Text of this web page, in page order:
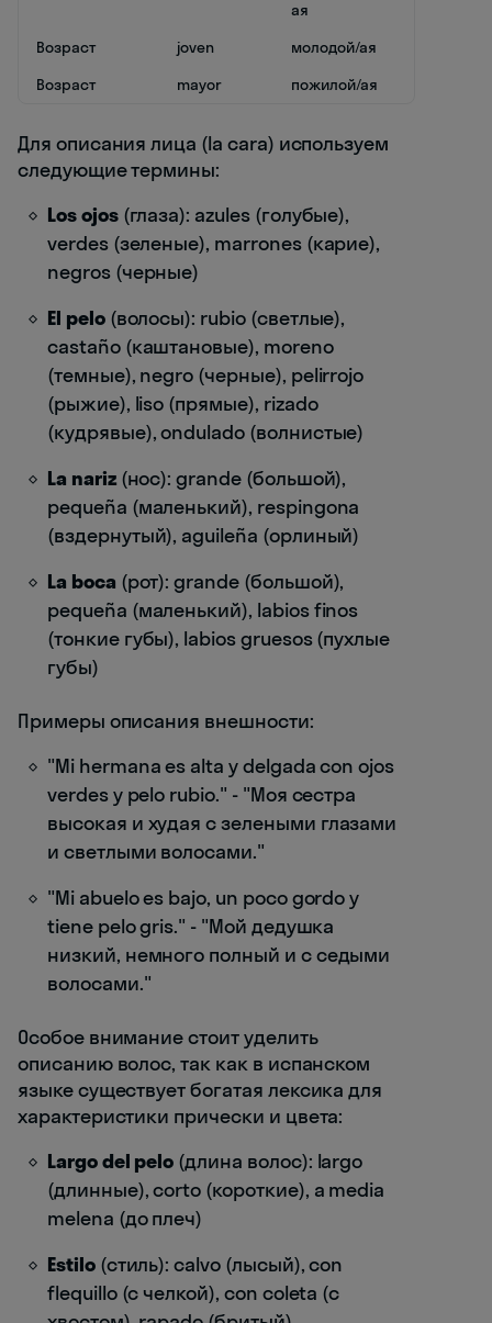
ая
Возраст
joven
молодой/ая
Возраст
mayor пожилой/ая
Для описания лица (la cara) используем
следующие термины:
Los ojos(глаза): azules (голубые),
verdes (зеленые), marrones (карие),
negros (черные)
El pelo(волосы): rubio (светлые),
castaño (каштановые), moreno
(темные), negro (черные), pelirrojo
(рыжие), liso (прямые), rizado
(кудрявые), ondulado (волнистые)
La nariz(нос): grande (большой),
pequeña (маленький), respingona
(вздернутый), aguileña (орлиный)
La boca (рот): grande (большой),
pequeña (маленький), labios finos
(тонкие губы), labios gruesos (пухлые
губы)
Примеры описания внешности:
"Mi hermana es alta y delgada con ojos
verdes y pelo rubio." - "Моя сестра
высокая и худая с зелеными глазами
и светлыми волосами."
"Mi abuelo es bajo, un poco gordo y
tiene pelo gris." - "Мой дедушка
низкий, немного полный и с седыми
волосами."
Особое внимание стоит уделить
описанию волос, так как в испанском
языке существует богатая лексика для
характеристики прически и цвета:
Largo del pelo (длина волос): largo
(длинные), corto (короткие), a media
melena (до плеч)
Estilo(стиль): calvo (лысый), con
flequillo (с челкой), con coleta (с